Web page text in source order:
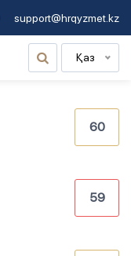
support@hrqyzmet.kz
Қаз
60
59